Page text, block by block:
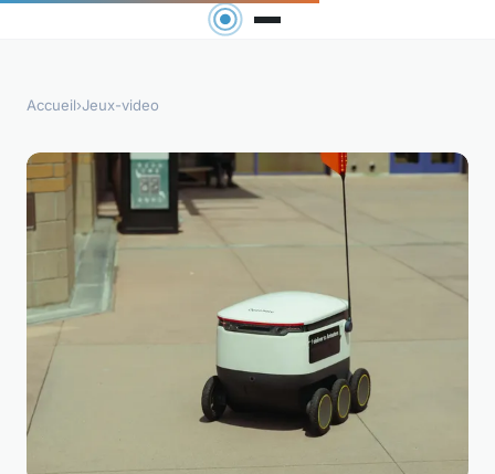
Accueil›Jeux-video